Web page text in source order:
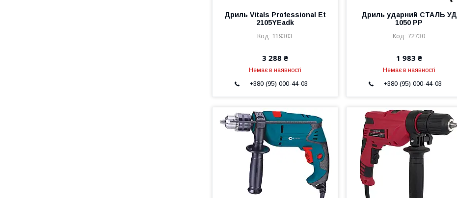
Дриль Vitals Professional Et
2105YEadk
119303
3 288 ₴
Немає в наявності
+380 (95) 000-44-03
Дриль ударний СТАЛЬ УД
1050 РР
72730
1 983 ₴
Немає в наявності
+380 (95) 000-44-03